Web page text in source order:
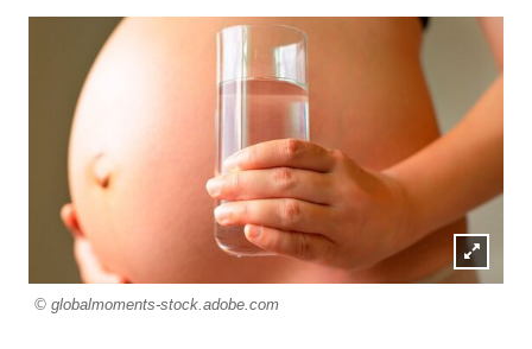
Lightbox
© globalmoments-stock.adobe.com